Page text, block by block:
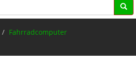
Fahrradcomputer